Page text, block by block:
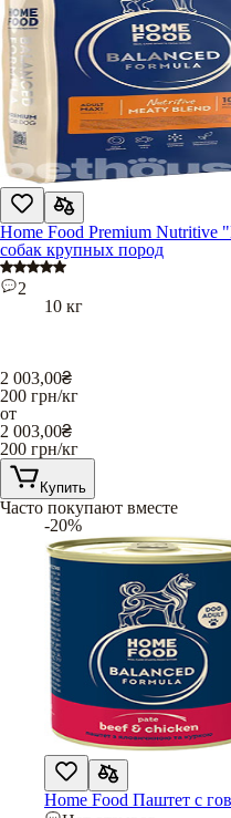
Home Food Premium Nutritive
собак крупных пород
2
10 кг
2 003,00₴
200 грн/кг
от
2 003,00₴
200 грн/кг
Купить
Часто покупают вместе
-20%
Home Food Паштет с